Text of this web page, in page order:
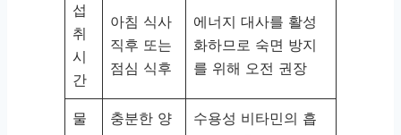
섭
취
시
간
아침 식사
직후 또는
점심 식후
에너지 대사를 활성
화하므로 숙면 방지
를 위해 오전 권장
물
충분한 양
수용성 비타민의 흡